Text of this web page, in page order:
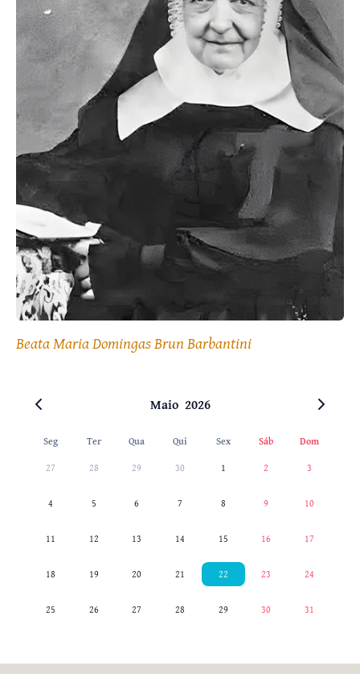
Beata Maria Domingas Brun Barbantini
Maio 2026
Seg Ter Qua Qui Sex Sáb
Dom
27
28 29 30 1 2 3
4 5 6 7 8 9 10
11 12 13 14 15 16 17
18 19 20 21 22 23 24
25 26 27 28 29 30 31